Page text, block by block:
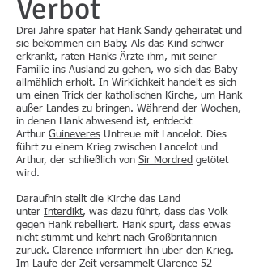
Verbot
Drei Jahre später hat Hank Sandy geheiratet und
sie bekommen ein Baby. Als das Kind schwer
erkrankt, raten Hanks Ärzte ihm, mit seiner
Familie ins Ausland zu gehen, wo sich das Baby
allmählich erholt. In Wirklichkeit handelt es sich
um einen Trick der katholischen Kirche, um Hank
außer Landes zu bringen. Während der Wochen,
in denen Hank abwesend ist, entdeckt
Arthur Guineveres Untreue mit Lancelot. Dies
führt zu einem Krieg zwischen Lancelot und
Arthur, der schließlich von Sir Mordred getötet
wird.
Daraufhin stellt die Kirche das Land
unter Interdikt, was dazu führt, dass das Volk
gegen Hank rebelliert. Hank spürt, dass etwas
nicht stimmt und kehrt nach Großbritannien
zurück. Clarence informiert ihn über den Krieg.
Im Laufe der Zeit versammelt Clarence 52